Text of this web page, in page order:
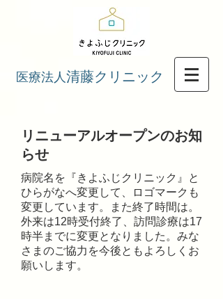
医療法人清藤クリニック
​リニューアルオープンのお知
らせ
​​病院名を『きよふじクリニック』と
ひらがなへ変更して、ロゴマークも
変更しています。また終了時間は。
外来は12時受付終了、訪問診療は17
時半までに変更となりました。​みな
さまのご協力を今後ともよろしくお
願いします。